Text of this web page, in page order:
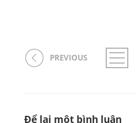
PREVIOUS
Để lại một bình luận